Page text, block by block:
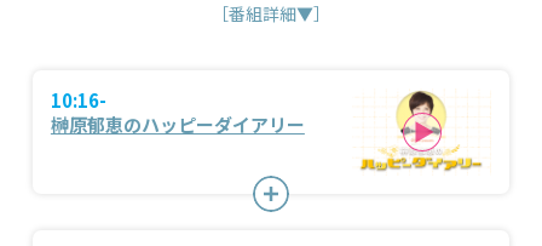
［番組詳細▼］
10:16-
榊原郁恵のハッピーダイアリー